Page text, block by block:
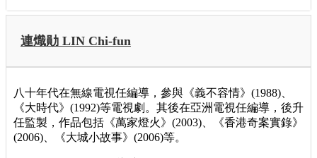
連熾勛 LIN Chi-fun
八十年代在無線電視任編導，參與《義不容情》(1988)、
《大時代》(1992)等電視劇。其後在亞洲電視任編導，後升
任監製，作品包括《萬家燈火》(2003)、《香港奇案實錄》
(2006)、《大城小故事》(2006)等。